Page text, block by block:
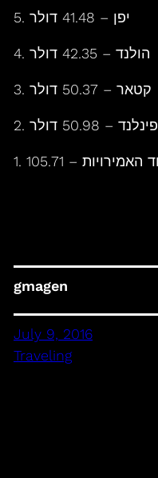
5. יפן – 41.48 דולר
4. הולנד – 42.35 דולר
3. קטאר – 50.37 דולר
2. פינלנד – 50.98 דולר
gmagen
July 9, 2016
Traveling